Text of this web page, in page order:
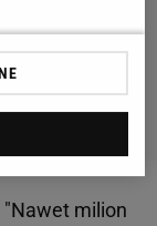
"Nawet milion